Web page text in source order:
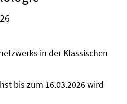
in der Klassischen
bis zum 16.03.2026 wird